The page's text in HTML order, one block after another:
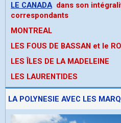
LE CANADA dans son
correspondants
MONTREAL
LES FOUS DE BASSAN et le
LES ÎLES DE LA MADELEINE
LES LAURENTIDES
LA POLYNESIE AVEC LES